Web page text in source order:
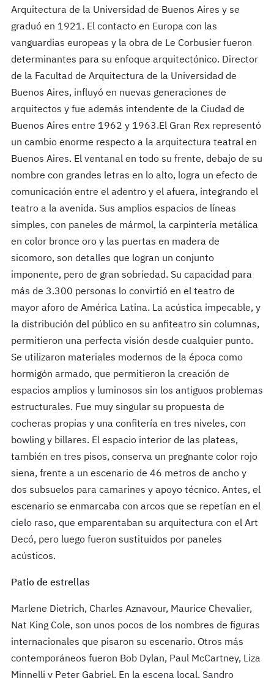
Arquitectura de la Universidad de Buenos Aires y se
graduó en 1921. El contacto en Europa con las
vanguardias europeas y la obra de Le Corbusier fueron
determinantes para su enfoque arquitectónico. Director
de la Facultad de Arquitectura de la Universidad de
Buenos Aires, influyó en nuevas generaciones de
arquitectos y fue además intendente de la Ciudad de
Buenos Aires entre 1962 y 1963.El Gran Rex representó
un cambio enorme respecto a la arquitectura teatral en
Buenos Aires. El ventanal en todo su frente, debajo de su
nombre con grandes letras en lo alto, logra un efecto de
comunicación entre el adentro y el afuera, integrando el
teatro a la avenida. Sus amplios espacios de líneas
simples, con paneles de mármol, la carpintería metálica
en color bronce oro y las puertas en madera de
sicomoro, son detalles que logran un conjunto
imponente, pero de gran sobriedad. Su capacidad para
más de 3.300 personas lo convirtió en el teatro de
mayor aforo de América Latina. La acústica impecable, y
la distribución del público en su anfiteatro sin columnas,
permitieron una perfecta visión desde cualquier punto.
Se utilizaron materiales modernos de la época como
hormigón armado, que permitieron la creación de
espacios amplios y luminosos sin los antiguos problemas
estructurales. Fue muy singular su propuesta de
cocheras propias y una confitería en tres niveles, con
bowling y billares. El espacio interior de las plateas,
también en tres pisos, conserva un pregnante color rojo
siena, frente a un escenario de 46 metros de ancho y
dos subsuelos para camarines y apoyo técnico. Antes, el
escenario se enmarcaba con arcos que se repetían en el
cielo raso, que emparentaban su arquitectura con el Art
Decó, pero luego fueron sustituidos por paneles
acústicos.
Patio de estrellas
Marlene Dietrich, Charles Aznavour, Maurice Chevalier,
Nat King Cole, son unos pocos de los nombres de figuras
internacionales que pisaron su escenario. Otros más
contemporáneos fueron Bob Dylan, Paul McCartney, Liza
Minnelli y Peter Gabriel. En la escena local, Sandro